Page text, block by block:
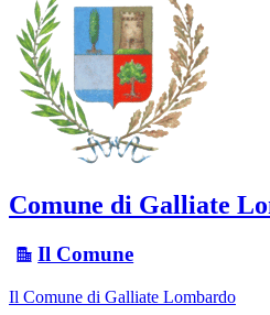
Comune di Galliate
Il Comune
Il Comune di Galliate Lombardo